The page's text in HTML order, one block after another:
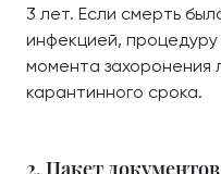
3 лет. Если смерть
инфекцией,
момента захоронения
карантинного срока.
2. Пакет документов